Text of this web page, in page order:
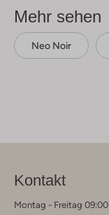
Mehr sehen
Neo Noir
Kontakt
Montag - Freitag 09:00